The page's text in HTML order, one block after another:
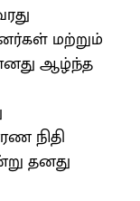
மற்றும்
ஆழ்ந்த
நிதி
தனது